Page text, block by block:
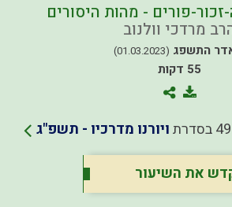
פורים - מהות היסורים
מרדכי וולנוב
התשפג (01.03.2023)
55 דקות
ויורנו מדרכיו - תשפ"ג
את השיעור